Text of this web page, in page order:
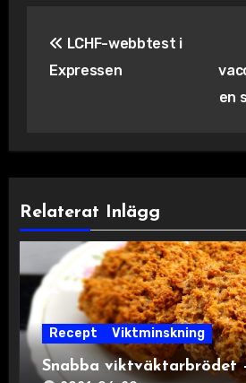
LCHF-webbtest i
Expressen
en
Relaterat Inlägg
Recept Viktminskning
Snabba viktväktarbrödet